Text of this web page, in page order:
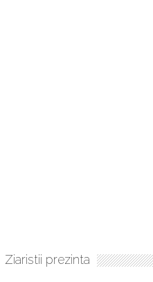
Ziaristii prezinta